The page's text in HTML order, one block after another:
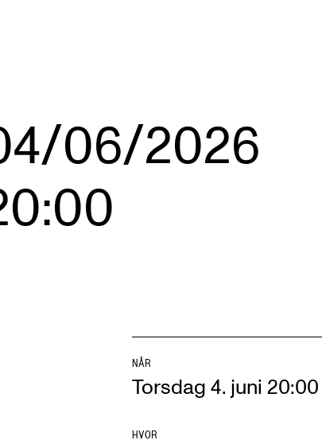
Finn ansatte
For ansatte og studenter
06/2026
NÅR
Torsdag 4. juni 20:00
HVOR